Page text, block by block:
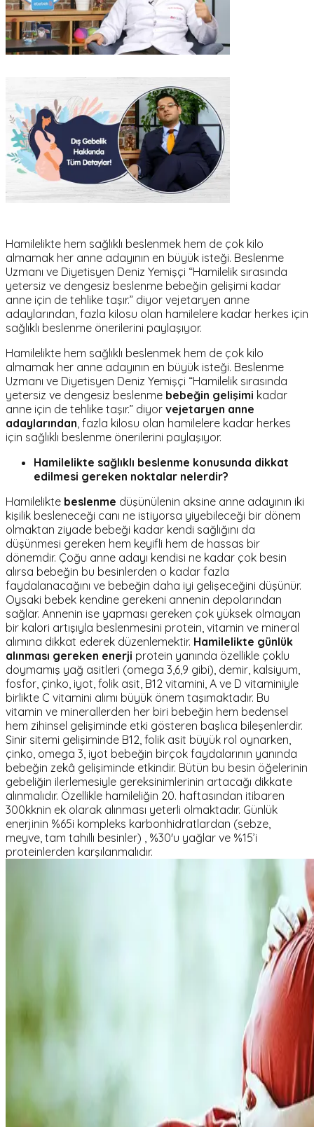
Hamilelikte hem sağlıklı beslenmek hem de çok kilo
almamak her anne adayının en büyük isteği. Beslenme
Uzmanı ve Diyetisyen Deniz Yemişçi “Hamilelik sırasında
yetersiz ve dengesiz beslenme bebeğin gelişimi kadar
anne için de tehlike taşır.” diyor vejetaryen anne
adaylarından, fazla kilosu olan hamilelere kadar herkes için
sağlıklı beslenme önerilerini paylaşıyor.
Hamilelikte hem sağlıklı beslenmek hem de çok kilo
almamak her anne adayının en büyük isteği. Beslenme
Uzmanı ve Diyetisyen Deniz Yemişçi “Hamilelik sırasında
yetersiz ve dengesiz beslenme bebeğin gelişimi kadar
anne için de tehlike taşır.” diyor vejetaryen anne
adaylarından , fazla kilosu olan hamilelere kadar herkes
için sağlıklı beslenme önerilerini paylaşıyor.
Hamilelikte sağlıklı beslenme konusunda dikkat
edilmesi gereken noktalar nelerdir?
Hamilelikte beslenme düşünülenin aksine anne adayının iki
kişilik besleneceği canı ne istiyorsa yiyebileceği bir dönem
olmaktan ziyade bebeği kadar kendi sağlığını da
düşünmesi gereken hem keyifli hem de hassas bir
dönemdir. Çoğu anne adayı kendisi ne kadar çok besin
alırsa bebeğin bu besinlerden o kadar fazla
faydalanacağını ve bebeğin daha iyi gelişeceğini düşünür.
Oysaki bebek kendine gerekeni annenin depolarından
sağlar. Annenin ise yapması gereken çok yüksek olmayan
bir kalori artışıyla beslenmesini protein, vitamin ve mineral
alımına dikkat ederek düzenlemektir. Hamilelikte günlük
alınması gereken enerji protein yanında özellikle çoklu
doymamış yağ asitleri (omega 3,6,9 gibi), demir, kalsiyum,
fosfor, çinko, iyot, folik asit, B12 vitamini, A ve D vitaminiyle
birlikte C vitamini alımı büyük önem taşımaktadır. Bu
vitamin ve minerallerden her biri bebeğin hem bedensel
hem zihinsel gelişiminde etki gösteren başlıca bileşenlerdir.
Sinir sitemi gelişiminde B12, folik asit büyük rol oynarken,
çinko, omega 3, iyot bebeğin birçok faydalarının yanında
bebeğin zekâ gelişiminde etkindir. Bütün bu besin öğelerinin
gebeliğin ilerlemesiyle gereksinimlerinin artacağı dikkate
alınmalıdır. Özellikle hamileliğin 20. haftasından itibaren
300kknin ek olarak alınması yeterli olmaktadır. Günlük
enerjinin %65i kompleks karbonhidratlardan (sebze,
meyve, tam tahıllı besinler) , %30'u yağlar ve %15’i
proteinlerden karşılanmalıdır.